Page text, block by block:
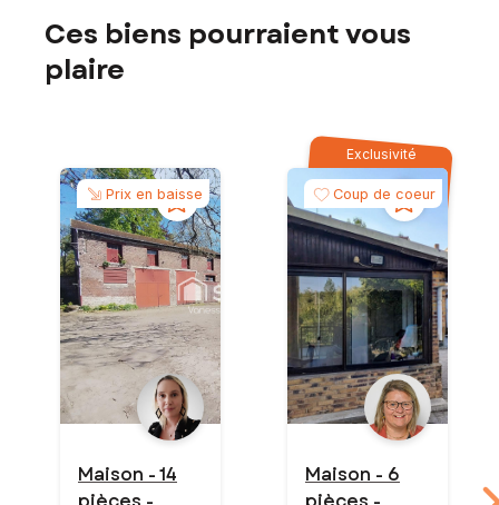
Ces biens pourraient vous
plaire
Prix en baisse
Maison - 14
Exclusivité
Coup de coeur
Maison - 6